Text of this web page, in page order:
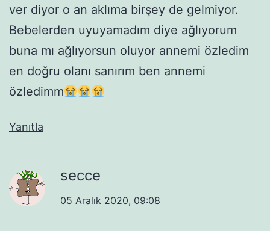
ver diyor o an aklıma birşey de gelmiyor.
Bebelerden uyuyamadım diye ağlıyorum
buna mı ağlıyorsun oluyor annemi özledim
en doğru olanı sanırım ben annemi
özledimm
Yanıtla
secce
05 Aralık 2020, 09:08